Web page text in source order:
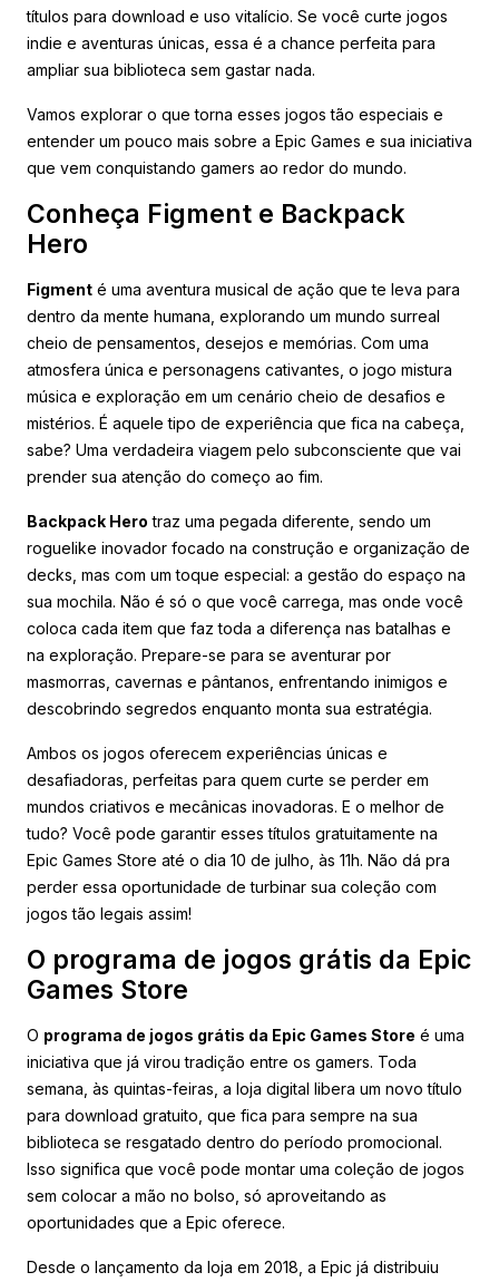
títulos para download e uso vitalício. Se você curte jogos
indie e aventuras únicas, essa é a chance perfeita para
ampliar sua biblioteca sem gastar nada.
Vamos explorar o que torna esses jogos tão especiais e
entender um pouco mais sobre a Epic Games e sua iniciativa
que vem conquistando gamers ao redor do mundo.
Conheça Figment e Backpack
Hero
Figment é uma aventura musical de ação que te leva para
dentro da mente humana, explorando um mundo surreal
cheio de pensamentos, desejos e memórias. Com uma
atmosfera única e personagens cativantes, o jogo mistura
música e exploração em um cenário cheio de desafios e
mistérios. É aquele tipo de experiência que fica na cabeça,
sabe? Uma verdadeira viagem pelo subconsciente que vai
prender sua atenção do começo ao fim.
Backpack Hero traz uma pegada diferente, sendo um
roguelike inovador focado na construção e organização de
decks, mas com um toque especial: a gestão do espaço na
sua mochila. Não é só o que você carrega, mas onde você
coloca cada item que faz toda a diferença nas batalhas e
na exploração. Prepare-se para se aventurar por
masmorras, cavernas e pântanos, enfrentando inimigos e
descobrindo segredos enquanto monta sua estratégia.
Ambos os jogos oferecem experiências únicas e
desafiadoras, perfeitas para quem curte se perder em
mundos criativos e mecânicas inovadoras. E o melhor de
tudo? Você pode garantir esses títulos gratuitamente na
Epic Games Store até o dia 10 de julho, às 11h. Não dá pra
perder essa oportunidade de turbinar sua coleção com
jogos tão legais assim!
O programa de jogos grátis da Epic
Games Store
O programa de jogos grátis da Epic Games Store é uma
iniciativa que já virou tradição entre os gamers. Toda
semana, às quintas-feiras, a loja digital libera um novo título
para download gratuito, que fica para sempre na sua
biblioteca se resgatado dentro do período promocional.
Isso significa que você pode montar uma coleção de jogos
sem colocar a mão no bolso, só aproveitando as
oportunidades que a Epic oferece.
Desde o lançamento da loja em 2018, a Epic já distribuiu